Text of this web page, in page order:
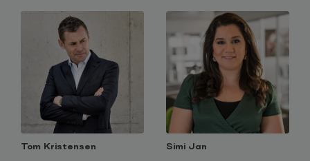
Tom Kristensen Simi Jan